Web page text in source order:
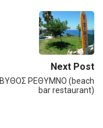
Next Post
ΒΥΘΟΣ ΡΕΘΥΜΝΟ (beach
bar restaurant)